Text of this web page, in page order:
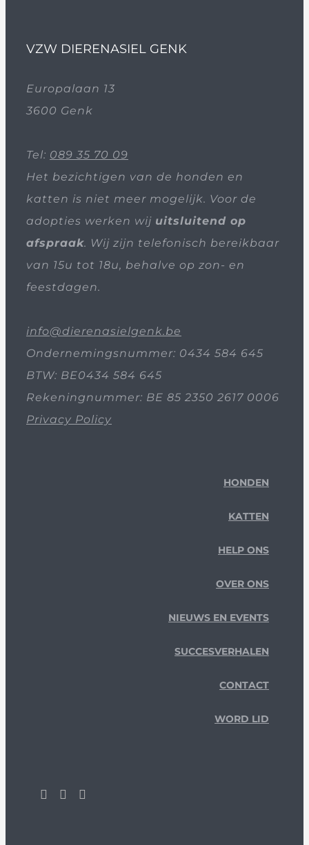
VZW DIERENASIEL GENK
Europalaan 13
3600 Genk
Tel: 089 35 70 09
Het bezichtigen van de honden en
katten is niet meer mogelijk. Voor de
adopties werken wij uitsluitend op
afspraak. Wij zijn telefonisch bereikbaar
van 15u tot 18u, behalve op zon- en
feestdagen.
info@dierenasielgenk.be
Ondernemingsnummer: 0434 584 645
BTW: BE0434 584 645
Rekeningnummer: BE 85 2350 2617 0006
Privacy Policy
HONDEN
KATTEN
HELP ONS
OVER ONS
NIEUWS EN EVENTS
SUCCESVERHALEN
CONTACT
WORD LID